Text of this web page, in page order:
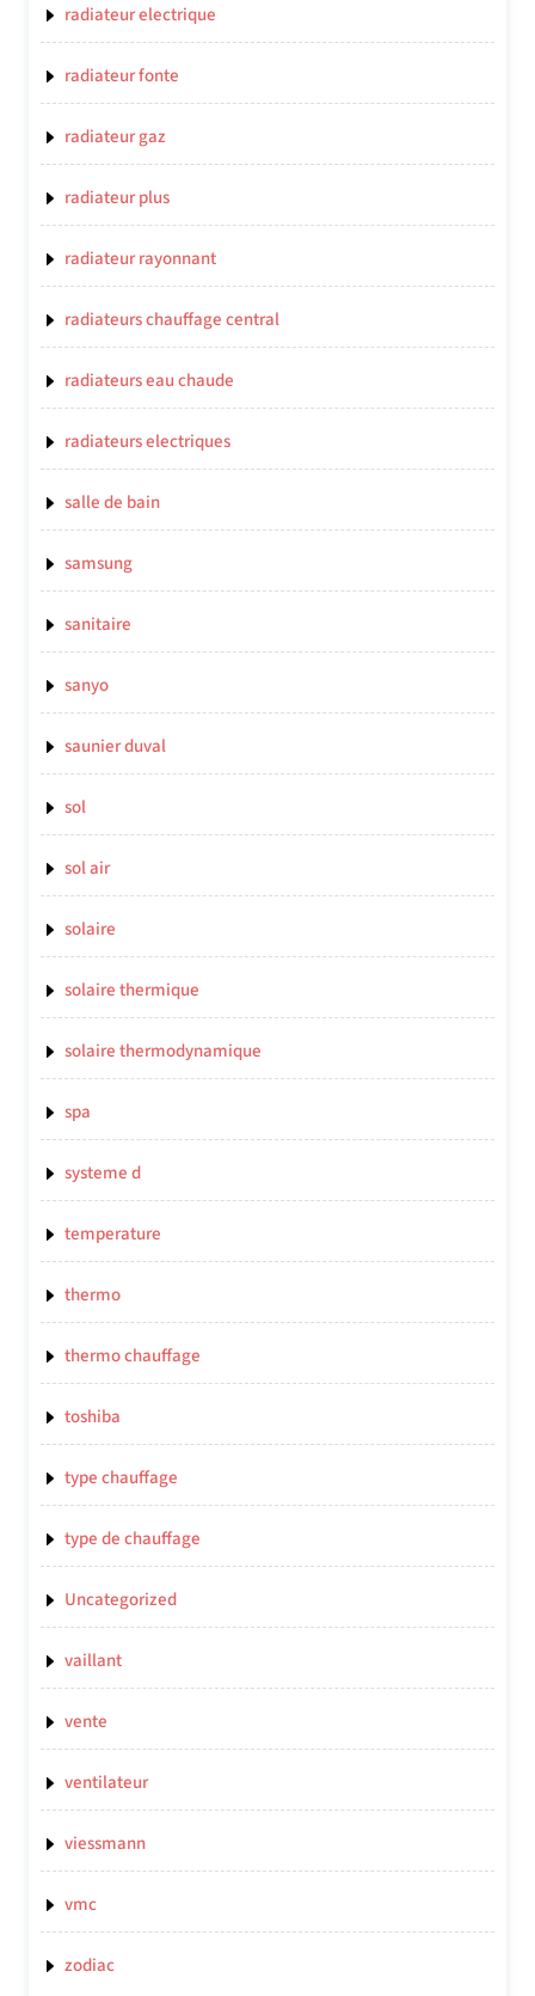
radiateur electrique
radiateur fonte
radiateur gaz
radiateur plus
radiateur rayonnant
radiateurs chauffage central
radiateurs eau chaude
radiateurs electriques
salle de bain
samsung
sanitaire
sanyo
saunier duval
sol
sol air
solaire
solaire thermique
solaire thermodynamique
spa
systeme d
temperature
thermo
thermo chauffage
toshiba
type chauffage
type de chauffage
Uncategorized
vaillant
vente
ventilateur
viessmann
vmc
zodiac